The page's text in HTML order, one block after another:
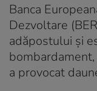
Banca
Dezvoltare
adăpostului și
bombardament,
a provocat